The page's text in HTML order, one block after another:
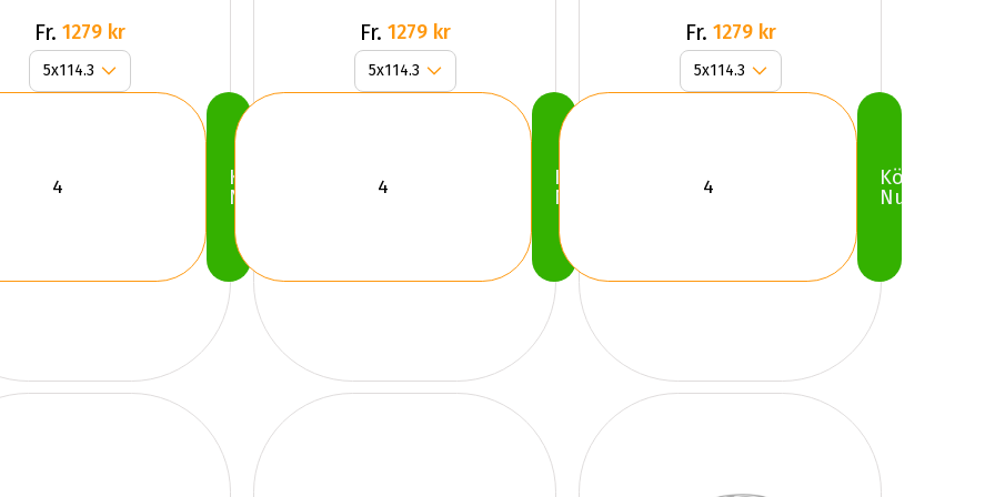
Fr. 1279 kr
Köp
Nu
Fr. 1279 kr
Köp
Nu
Fr. 1279 kr
Köp
Nu